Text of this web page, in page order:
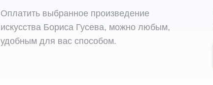
Оплатить выбранное произведение
искусства Бориса Гусева, можно любым,
удобным для вас способом.